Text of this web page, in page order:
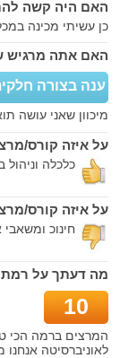
האם היה קשה
כן עשיתי מכינה
האם אתה מרגיש
ענה בצורה
מיכוון שאני עושה
על איזה קורס/
כלכלה
על איזה קורס/
חינוכ ומשאבי
מה דעתך על רמת
10
המרצים ברמה הכי
לאוניברסיטה